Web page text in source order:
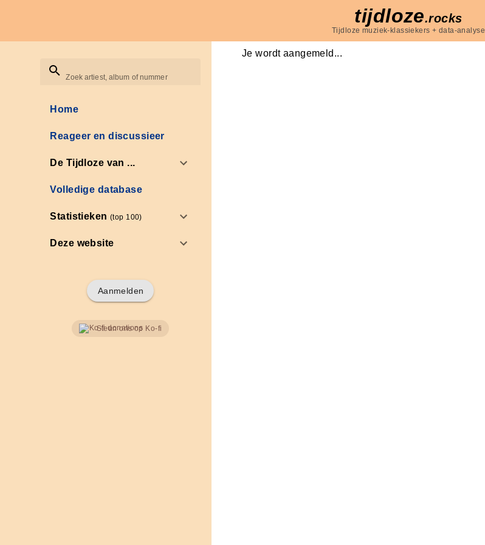
tijdloze.rocks
Tijdloze muziek-klassiekers + data-analyse
Zoek artiest, album of nummer
Home
Reageer en discussieer
De Tijdloze van ...
Volledige database
Statistieken(top 100)
Deze website
Aanmelden
Steun ons op Ko-fi
Je wordt aangemeld...